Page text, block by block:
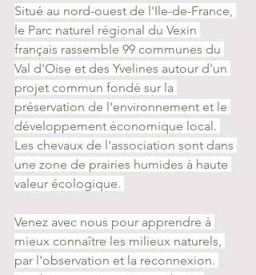
Situé au nord-ouest de l'Ile-de-France,
le Parc naturel régional du Vexin
français rassemble 99 communes du
Val d'Oise et des Yvelines autour d'un
projet commun fondé sur la
préservation de l'environnement et le
développement économique local.
Les chevaux de l'association sont dans
une zone de prairies humides à haute
valeur écologique.
Venez avec nous pour apprendre à
mieux connaître les milieux naturels,
par l'observation et la reconnexion.